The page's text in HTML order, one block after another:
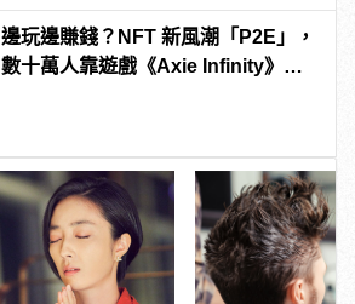
邊玩邊賺錢？NFT 新風潮「P2E」，
數十萬人靠遊戲《Axie Infinity》賺